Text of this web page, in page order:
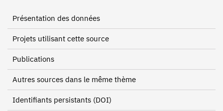
Présentation des données
Projets utilisant cette source
Publications
Autres sources dans le même thème
Identifiants persistants (DOI)